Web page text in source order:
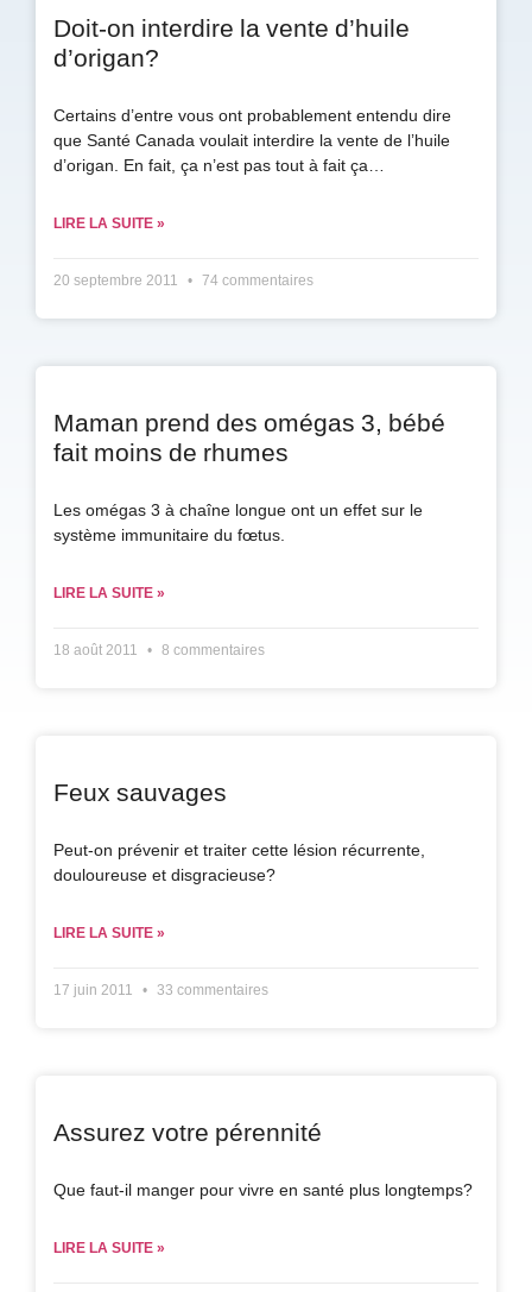
Doit-on interdire la vente d’huile
d’origan?
Certains d’entre vous ont probablement entendu dire
que Santé Canada voulait interdire la vente de l’huile
d’origan. En fait, ça n’est pas tout à fait ça…
LIRE LA SUITE »
20 septembre 2011 74 commentaires
Maman prend des omégas 3, bébé
fait moins de rhumes
Les omégas 3 à chaîne longue ont un effet sur le
système immunitaire du fœtus.
LIRE LA SUITE »
18 août 2011 8 commentaires
Feux sauvages
Peut-on prévenir et traiter cette lésion récurrente,
douloureuse et disgracieuse?
LIRE LA SUITE »
17 juin 2011 33 commentaires
Assurez votre pérennité
Que faut-il manger pour vivre en santé plus longtemps?
LIRE LA SUITE »